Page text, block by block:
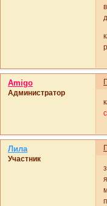
Amigo
Администратор
Лила
Участник